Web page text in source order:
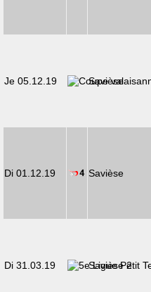
Je 05.12.19 Savièse
Di 01.12.19 Savièse
Di 31.03.19 Savièse 2